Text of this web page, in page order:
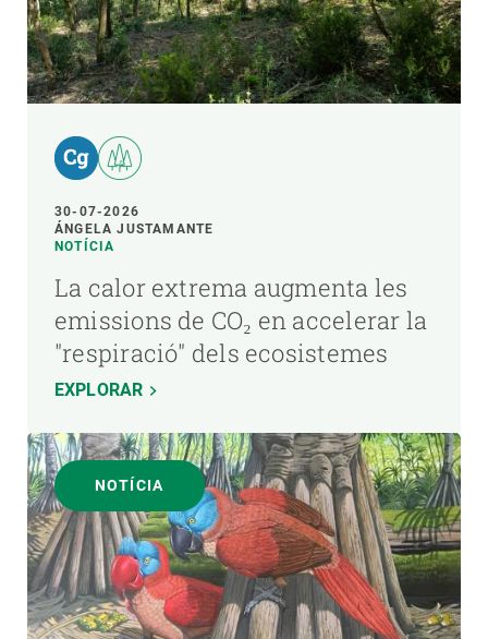
30-07-2026
ÁNGELA JUSTAMANTE
NOTÍCIA
La calor extrema augmenta les
emissions de CO₂ en accelerar la
"respiració" dels ecosistemes
EXPLORAR
NOTÍCIA